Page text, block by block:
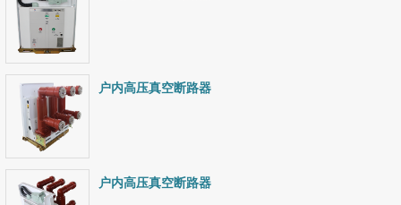
户内高压真空断路器
户内高压真空断路器